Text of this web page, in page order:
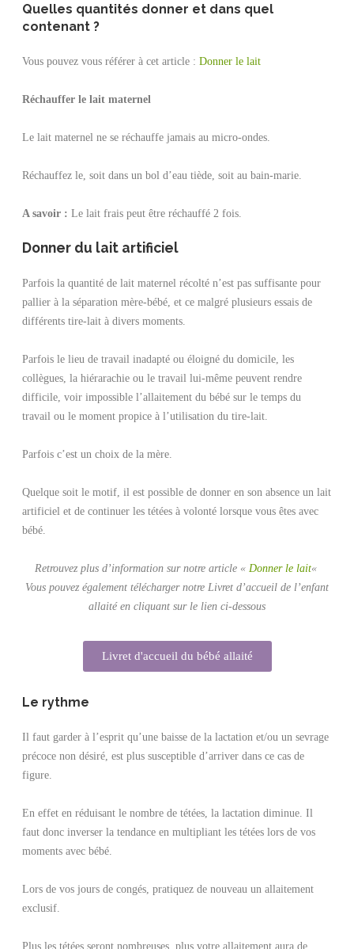
Quelles quantités donner et dans quel
contenant ?
Vous pouvez vous référer à cet article : Donner le lait
Réchauffer le lait maternel
Le lait maternel ne se réchauffe jamais au micro-ondes.
Réchauffez le, soit dans un bol d’eau tiède, soit au bain-marie.
A savoir : Le lait frais peut être réchauffé 2 fois.
Donner du lait artificiel
Parfois la quantité de lait maternel récolté n’est pas suffisante pour
pallier à la séparation mère-bébé, et ce malgré plusieurs essais de
différents tire-lait à divers moments.
Parfois le lieu de travail inadapté ou éloigné du domicile, les
collègues, la hiérarachie ou le travail lui-même peuvent rendre
difficile, voir impossible l’allaitement du bébé sur le temps du
travail ou le moment propice à l’utilisation du tire-lait.
Parfois c’est un choix de la mère.
Quelque soit le motif, il est possible de donner en son absence un lait
artificiel et de continuer les tétées à volonté lorsque vous êtes avec
bébé.
Retrouvez plus d’information sur notre article « Donner le lait«
Vous pouvez également télécharger notre Livret d’accueil de l’enfant
allaité en cliquant sur le lien ci-dessous
Livret d'accueil du bébé allaité
Le rythme
Il faut garder à l’esprit qu’une baisse de la lactation et/ou un sevrage
précoce non désiré, est plus susceptible d’arriver dans ce cas de
figure.
En effet en réduisant le nombre de tétées, la lactation diminue. Il
faut donc inverser la tendance en multipliant les tétées lors de vos
moments avec bébé.
Lors de vos jours de congés, pratiquez de nouveau un allaitement
exclusif.
Plus les tétées seront nombreuses, plus votre allaitement aura de